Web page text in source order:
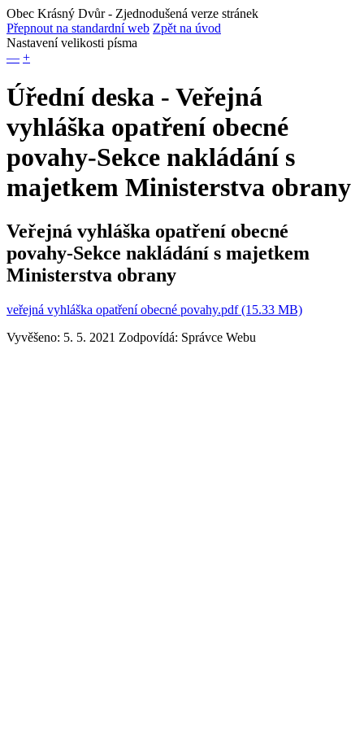
Obec Krásný Dvůr- Zjednodušená verze stránek
Přepnout na standardní web Zpět na úvod
Nastavení velikosti písma
— +
Úřední deska - Veřejná
vyhláška opatření obecné
povahy-Sekce nakládání s
majetkem Ministerstva obrany
Veřejná vyhláška opatření obecné
povahy-Sekce nakládání s majetkem
Ministerstva obrany
veřejná vyhláška opatření obecné povahy.pdf (15.33 MB)
Vyvěšeno: 5. 5. 2021 Zodpovídá: Správce Webu